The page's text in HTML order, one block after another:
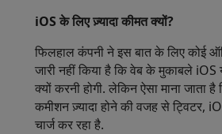
iOS के लिए ज़्यादा कीमत क्यों?
फिलहाल कंपनी ने इस बात के लिए कोई
जारी नहीं किया है कि वेब के मुकाबले iOS
क्यों करनी होगी. लेकिन ऐसा माना जाता
कमीशन ज़्यादा होने की वजह से ट्विटर,
चार्ज कर रहा है.